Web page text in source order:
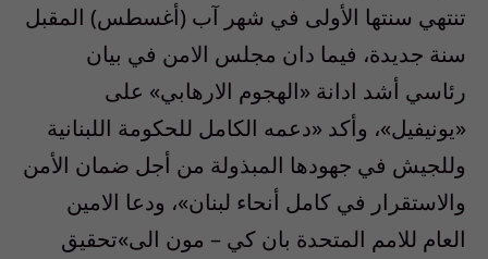
تنتهي سنتها الأولى في شهر آب (أغسطس) المقبل
سنة جديدة، فيما دان مجلس الامن في بيان
رئاسي أشد ادانة «الهجوم الارهابي» على
«يونيفيل»، وأكد «دعمه الكامل للحكومة اللبنانية
وللجيش في جهودها المبذولة من أجل ضمان الأمن
والاستقرار في كامل أنحاء لبنان»، ودعا الامين
العام للامم المتحدة بان كي – مون الى»تحقيق